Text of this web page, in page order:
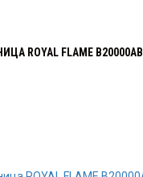
ROYAL FLAME B20000AB